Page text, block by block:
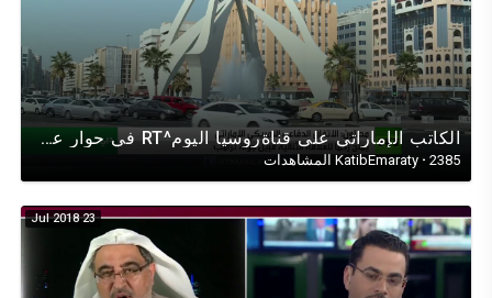
الكاتب الإماراتي على قناةروسيا اليوم^RT في حوار عن الإتفاقية الأمنية مع الولايات المتحدة الأمريكية
KatibEmaraty · 2385 المشاهدات
23 Jul 2018